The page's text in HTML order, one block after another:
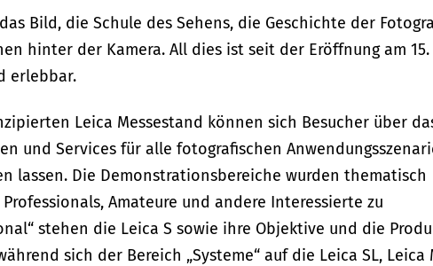
Bild, die Schule des Sehens, die Geschichte der
hinter der Kamera. All dies ist seit der Eröffnung am 15.
erlebbar.
Leica Messestand können sich Besucher über
und Services für alle fotografischen
lassen. Die Demonstrationsbereiche wurden thematisch
Amateure und andere Interessierte zu
stehen die Leica S sowie ihre Objektive und die
sich der Bereich „Systeme“ auf die Leica SL, Leica